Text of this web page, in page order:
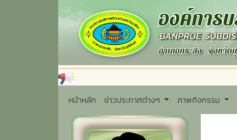
หน้าหลัก ข่าวประกาศต่างๆ ภาพกิจกรรม